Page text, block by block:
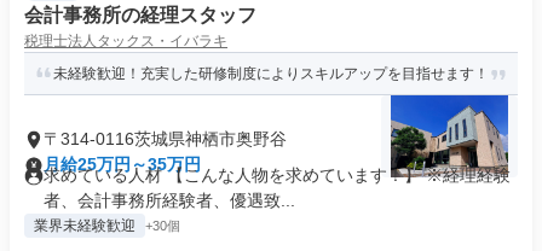
会計事務所の経理スタッフ
税理士法人タックス・イバラキ
未経験歓迎！充実した研修制度によりスキルアップを目指せます！
〒314-0116茨城県神栖市奥野谷
月給25万円～35万円
求めている人材 【こんな人物を求めています！】 ※経理経験
者、会計事務所経験者、優遇致...
業界未経験歓迎 +30個